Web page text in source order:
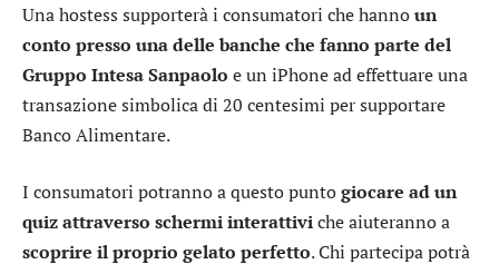
Una hostess supporterà i consumatori che hannoun
conto presso una delle banche che fanno parte del
Gruppo Intesa Sanpaolo e un iPhone ad effettuare una
transazione simbolica di 20 centesimi per supportare
Banco Alimentare.
I consumatori potranno a questo puntogiocare ad un
quiz attraverso schermi interattiviche aiuteranno a
scoprire il proprio gelato perfetto. Chi partecipa potrà